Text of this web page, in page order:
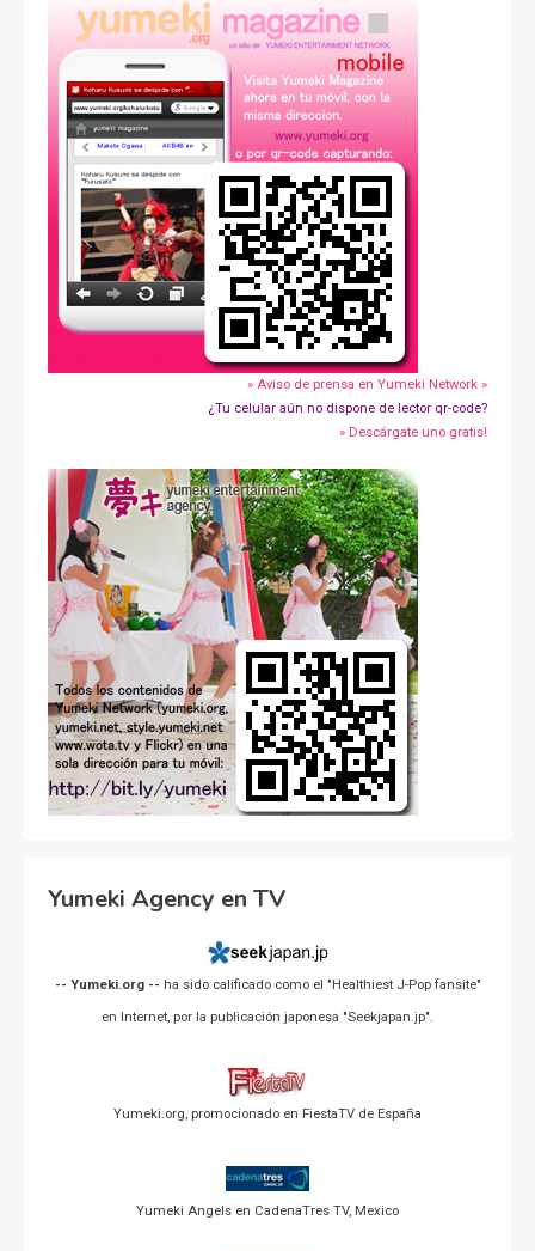
» Aviso de prensa en Yumeki Network »
¿Tu celular aún no dispone de lector qr-code?
» Descárgate uno gratis!
Yumeki Agency en TV
-- Yumeki.org -- ha sido calificado como el "Healthiest J-Pop fansite"
en Internet, por la publicación japonesa "Seekjapan.jp".
Yumeki.org, promocionado en FiestaTV de España
Yumeki Angels en CadenaTres TV, Mexico